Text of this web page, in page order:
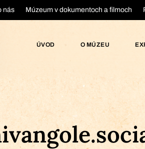
nás Múzeum v dokumentoch a filmoch
ÚVOD O MÚZEU